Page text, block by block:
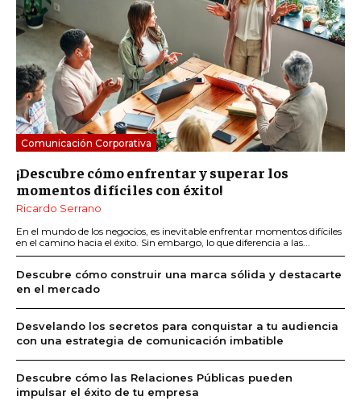
Comunicación Corporativa
¡Descubre cómo enfrentar y superar los
momentos difíciles con éxito!
Ricardo Serrano
En el mundo de los negocios, es inevitable enfrentar momentos difíciles
en el camino hacia el éxito. Sin embargo, lo que diferencia a las...
Descubre cómo construir una marca sólida y destacarte
en el mercado
Desvelando los secretos para conquistar a tu audiencia
con una estrategia de comunicación imbatible
Descubre cómo las Relaciones Públicas pueden
impulsar el éxito de tu empresa